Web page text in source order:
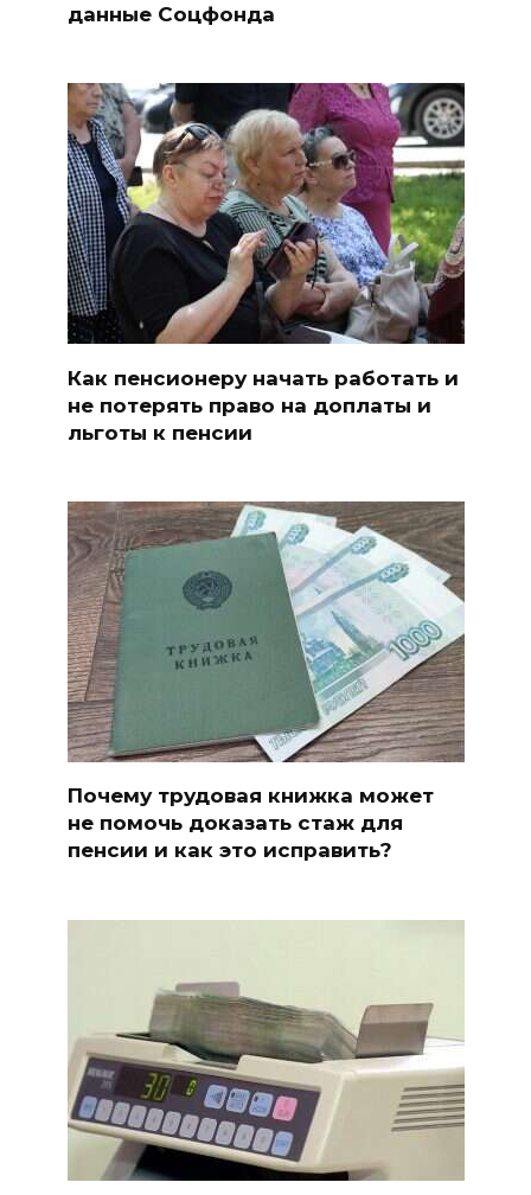
данные Соцфонда
Как пенсионеру начать работать и
не потерять право на доплаты и
льготы к пенсии
Почему трудовая книжка может
не помочь доказать стаж для
пенсии и как это исправить?